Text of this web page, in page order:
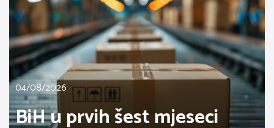
04/08/2026
BiH u prvih šest mjeseci